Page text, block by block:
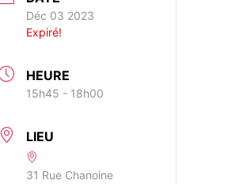
Déc 03 2023
Expiré!
HEURE
15h45 - 18h00
LIEU
31 Rue Chanoine